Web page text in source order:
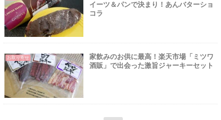
イーツ＆パンで決まり！あんバターショ
コラ
お取り寄せ
家飲みのお供に最高！楽天市場「ミツワ
酒販」で出会った激旨ジャーキーセット